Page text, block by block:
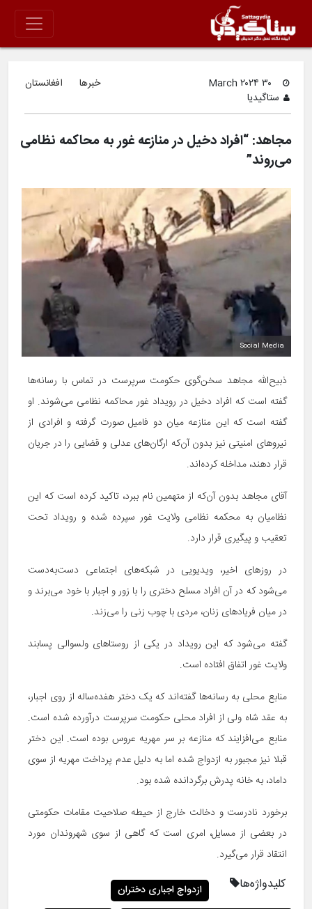
ستاگیدیا
خبرها افغانستان
مجاهد: “افراد دخیل در منازعه غور به محاکمه نظامی
می‌روند”
Social Media
ذبیح‌الله مجاهد سخن‌گوی حکومت سرپرست در تماس با رسانه‌ها
گفته است که افراد دخیل در رویداد غور محاکمه نظامی می‌شوند. او
گفته است که این منازعه میان دو فامیل صورت گرفته و افرادی از
نیروهای امنیتی نیز بدون آن‌که ارگان‌های عدلی و قضایی را در جریان
قرار دهند، مداخله کرده‌اند.
آقای مجاهد بدون آن‌که از متهمین نام ببرد، تاکید کرده است که این
نظامیان به محکمه نظامی ولایت غور سپرده شده و رویداد تحت
تعقیب و پیگیری قرار دارد.
در روزهای اخیر، ویدیویی در شبکه‌های اجتماعی دست‌به‌دست
می‌شود که در آن افراد مسلح دختری را با زور و اجبار با خود می‌برند و
در میان فریادهای زنان، مردی با چوب زنی را می‌زند.
گفته می‌شود که این رویداد در یکی از روستاهای ولسوالی پسابند
ولایت غور اتفاق افتاده است.
منابع محلی به رسانه‌ها گفته‌اند که یک دختر هفده‌ساله از روی اجبار،
به عقد شاه ولی از افراد محلی حکومت سرپرست درآورده شده است.
منابع می‌افزایند که منازعه بر سر مهریه عروس بوده است. این دختر
قبلا نیز مجبور به ازدواج شده اما به دلیل عدم پرداخت مهریه از سوی
داماد، به خانه پدرش برگردانده شده بود.
برخورد نادرست و دخالت خارج از حیطه صلاحیت مقامات حکومتی
در بعضی از مسایل، امری است که گاهی از سوی شهروندان مورد
انتقاد قرار می‌گیرد.
کلیدواژه‌ها
ازدواج اجباری دختران